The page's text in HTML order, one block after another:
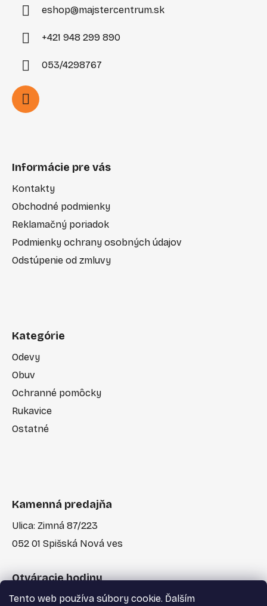
Tento web používa súbory cookie. Ďalším
eshop@majstercentrum.sk
+421 948 299 890
053/4298767
Informácie pre vás
Kontakty
Obchodné podmienky
Reklamačný poriadok
Podmienky ochrany osobných údajov
Odstúpenie od zmluvy
Kategórie
Odevy
Obuv
Ochranné pomôcky
Rukavice
Ostatné
Kamenná predajňa
Ulica: Zimná 87/223
052 01 Spišská Nová ves
Otváracie hodiny
Po-Pia: 7:30 - 17:00